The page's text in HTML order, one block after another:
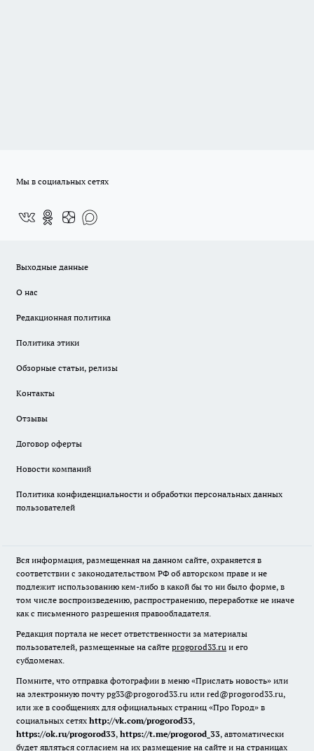
Мы в социальных сетях
Выходные данные
О нас
Редакционная политика
Политика этики
Обзорные статьи, релизы
Контакты
Отзывы
Договор оферты
Новости компаний
Политика конфиденциальности и обработки персональных данных
пользователей
Вся информация, размещенная на данном сайте, охраняется в
соответствии с законодательством РФ об авторском праве и не
подлежит использованию кем-либо в какой бы то ни было форме, в
том числе воспроизведению, распространению, переработке не иначе
как с письменного разрешения правообладателя.
Редакция портала не несет ответственности за материалы
пользователей, размещенные на сайте progorod33.ru и его
субдоменах.
Помните, что отправка фотографии в меню «Прислать новость» или
на электронную почту pg33@progorod33.ru или red@progorod33.ru,
или же в сообщениях для официальных страниц «Про Город» в
социальных сетях http://vk.com/progorod33,
https://ok.ru/progorod33, https://t.me/progorod_33, автоматически
будет являться согласием на их размещение на сайте и на страницах